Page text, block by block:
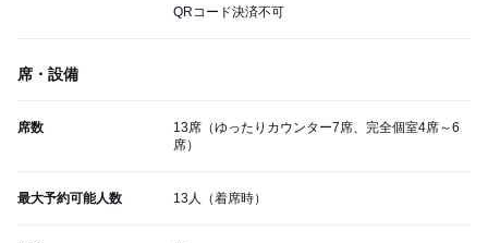
QRコード決済不可
席・設備
席数
13席（ゆったりカウンター7席、完全個室4席～6
席）
最大予約可能人数 13人（着席時）